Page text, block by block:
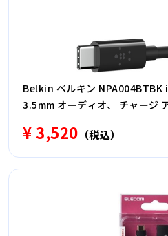
Belkin ベルキン
3.5mm オーディオ、 チャージ
¥ 3,520 （税込）